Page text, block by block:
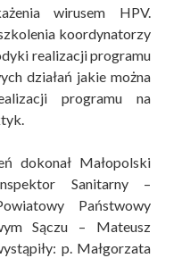
wirusem HPV.
koordynatorzy
realizacji programu
działań jakie można
programu na
dokonał Małopolski
Sanitarny –
Państwowy
Sączu – Mateusz
p. Małgorzata